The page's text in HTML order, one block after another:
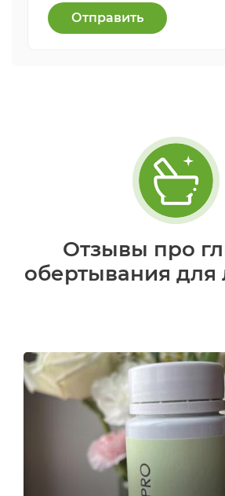
Отправить
Отзывы про
обертывания для